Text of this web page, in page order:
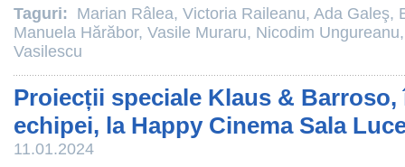
Taguri: Marian Râlea, Victoria Raileanu, Ada Galeş,
Manuela Hărăbor, Vasile Muraru, Nicodim Ungureanu
Vasilescu
Proiecții speciale Klaus & Barroso,
echipei, la Happy Cinema Sala
11.01.2024